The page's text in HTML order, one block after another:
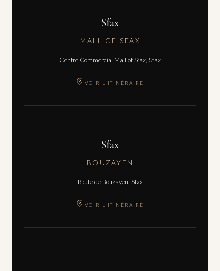
Sfax
MALL OF SFAX
Centre Commercial Mall of Sfax, Sfax
VOIR L'ITINÉRAIRE
Sfax
BOUZAYEN
Route de Bouzayen, Sfax
VOIR L'ITINÉRAIRE